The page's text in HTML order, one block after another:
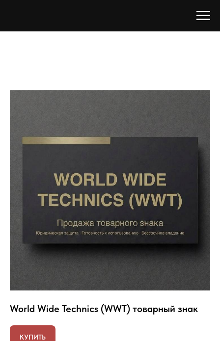
World Wide Technics (WWT) товарный знак
КУПИТЬ